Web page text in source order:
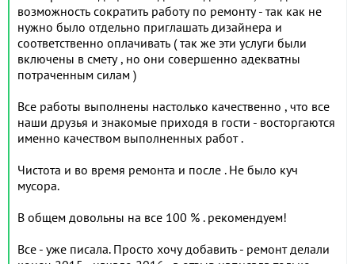
возможность сократить работу по ремонту - так как не
нужно было отдельно приглашать дизайнера и
соответственно оплачивать ( так же эти услуги были
включены в смету , но они совершенно адекватны
потраченным силам )
Все работы выполнены настолько качественно , что все
наши друзья и знакомые приходя в гости - восторгаются
именно качеством выполненных работ .
Чистота и во время ремонта и после . Не было куч
мусора.
В общем довольны на все 100 % . рекомендуем!
Все - уже писала. Просто хочу добавить - ремонт делали